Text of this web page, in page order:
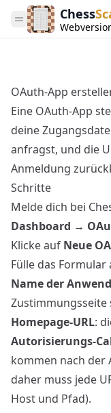
Chess
OAuth-App
Eine OAuth-App
deine
anfragst, und die
Anmeldung
Schritte
Melde dich bei
Dashboard →
Klicke auf Neue
Fülle das Formular
Name der
Zustimmungsseite
Homepage-URL:
Autorisierungs-
kommen nach der
daher muss jede
Host und Pfad).